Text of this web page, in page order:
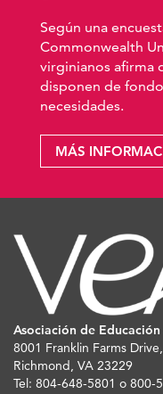
Según una
Commonwealth
virginianos afirma
disponen de
necesidades.
MÁS
Asociación de
8001 Franklin Farms
Richmond, VA 23229
Tel: 804-648-5801 o 800-